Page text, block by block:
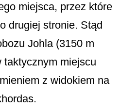
miejsca, przez które
drugiej stronie. Stąd
Johla (3150 m
taktycznym miejscu
z widokiem na